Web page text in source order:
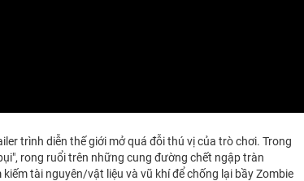
trình diễn thế giới mở quá đỗi thú vị của trò chơi. Trong
rong ruổi trên những cung đường chết ngập tràn
tài nguyên/vật liệu và vũ khí để chống lại bầy Zombie